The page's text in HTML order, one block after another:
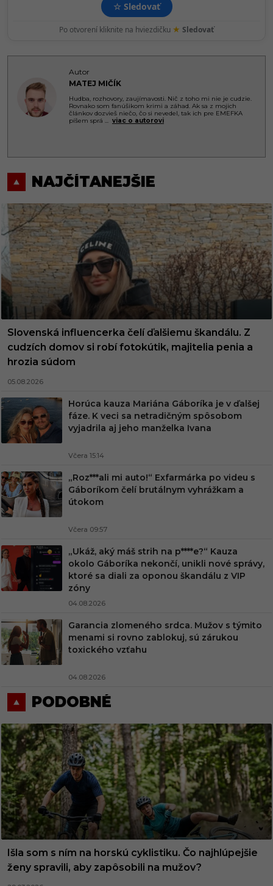
☆ Sledovať
Po otvorení kliknite na hviezdičku ★ Sledovať
Autor
MATEJ MIČÍK
Hudba, rozhovory, zaujímavosti. Nič z toho mi nie je cudzie.
Rovnako som fanúšikom krimi a záhad. Ak sa z mojich
článkov dozvieš niečo, čo si nevedel, tak ich pre EMEFKA
píšem sprá ... viac o autorovi
NAJČÍTANEJŠIE
Slovenská influencerka čelí ďalšiemu škandálu. Z
cudzích domov si robí fotokútik, majitelia penia a
hrozia súdom
05.08.2026
Horúca kauza Mariána Gáboríka je v ďalšej
fáze. K veci sa netradičným spôsobom
vyjadrila aj jeho manželka Ivana
Včera 15:14
„Roz***ali mi auto!“ Exfarmárka po videu s
Gáboríkom čelí brutálnym vyhrážkam a
útokom
Včera 09:57
„Ukáž, aký máš strih na p****e?“ Kauza
okolo Gáboríka nekončí, unikli nové správy,
ktoré sa diali za oponou škandálu z VIP
zóny
04.08.2026
Garancia zlomeného srdca. Mužov s týmito
menami si rovno zablokuj, sú zárukou
toxického vzťahu
04.08.2026
PODOBNÉ
Išla som s ním na horskú cyklistiku. Čo najhlúpejšie
ženy spravili, aby zapôsobili na mužov?